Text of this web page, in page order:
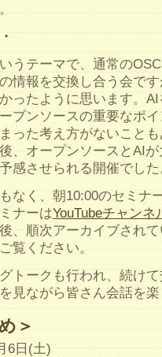
うテーマで、通常の
情報を交換し合う会で
ったように思います。
プンソースの重要なポ
った考え方がないこと
、オープンソースとAI
感させられる開催でし
なく、朝10:00のセミナ
ナーはYouTubeチャンネ
、順次アーカイブされ
覧ください。
トークも行われ、続け
見ながら皆さん会話を
＞
6日(土)